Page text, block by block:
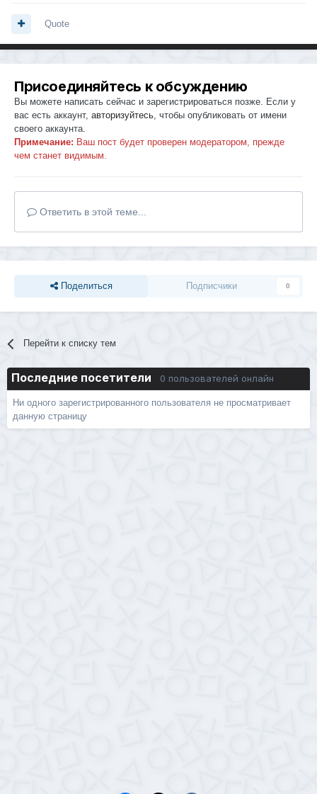
Quote
Присоединяйтесь к обсуждению
Вы можете написать сейчас и зарегистрироваться позже. Если у
вас есть аккаунт, авторизуйтесь, чтобы опубликовать от имени
своего аккаунта.
Примечание: Ваш пост будет проверен модератором, прежде
чем станет видимым.
Ответить в этой теме...
Поделиться Подписчики 0
Перейти к списку тем
Последние посетители 0 пользователей онлайн
Ни одного зарегистрированного пользователя не просматривает
данную страницу